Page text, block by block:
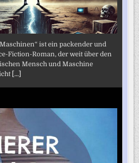
ist ein packender und
Fiction-Roman, der weit über den
Mensch und Maschine
[...]